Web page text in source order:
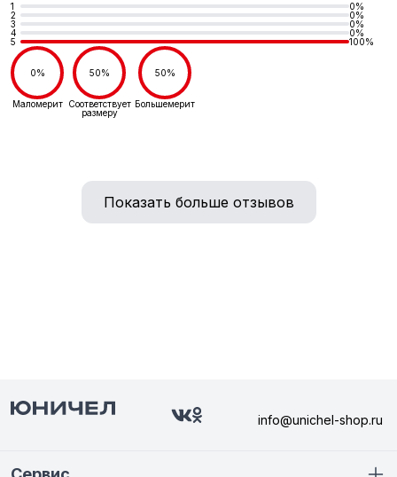
1
0%
2
0%
3
0%
4
0%
5
100%
0%
Маломерит
50%
Соответствует
размеру
50%
Большемерит
Показать больше отзывов
info@unichel-shop.ru